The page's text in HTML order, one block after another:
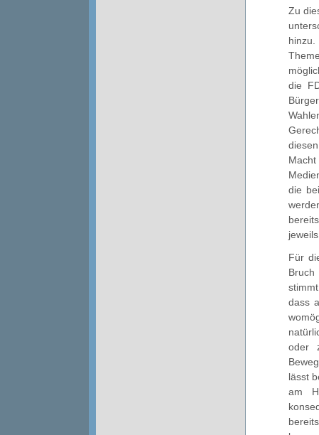
Zu
hinzu.
die
die
Für
dass
oder
lässt
am